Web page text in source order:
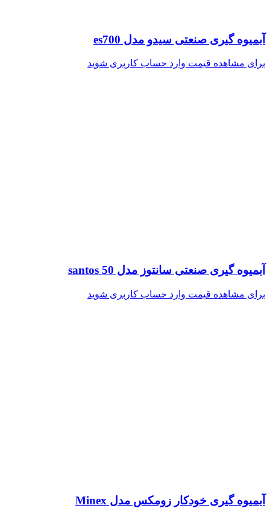
آبمیوه گیری صنعتی سیدو مدل es700
برای مشاهده قیمت وارد حساب کاربری شوید
آبمیوه گیری صنعتی سانتوز مدل santos 50
برای مشاهده قیمت وارد حساب کاربری شوید
آبمیوه گیری خودکار زومکس مدل Minex